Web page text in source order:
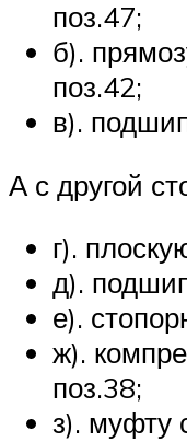
поз.47;
б).
поз.42;
в).
А с другой
г).
д).
е).
ж).
поз.38;
з). муфту